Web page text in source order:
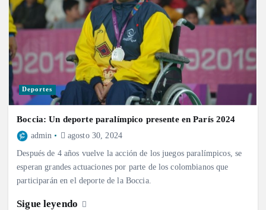
Deportes
Boccia: Un deporte paralímpico presente en París 2024
admin agosto 30, 2024
Después de 4 años vuelve la acción de los juegos paralímpicos, se
esperan grandes actuaciones por parte de los colombianos que
participarán en el deporte de la Boccia.
Sigue leyendo